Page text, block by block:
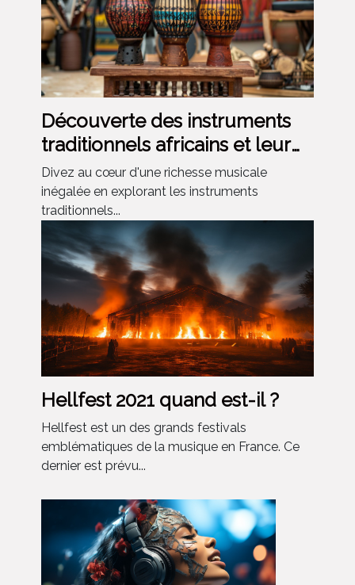
Découverte des instruments
traditionnels africains et leur
utilisation moderne
Divez au cœur d'une richesse musicale
inégalée en explorant les instruments
traditionnels...
Hellfest 2021 quand est-il ?
Hellfest est un des grands festivals
emblématiques de la musique en France. Ce
dernier est prévu...